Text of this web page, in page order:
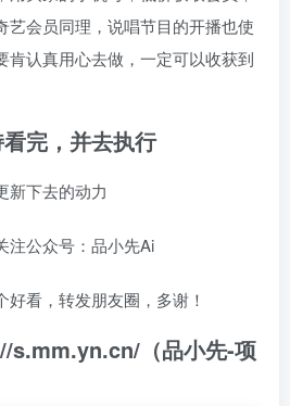
艺会员同理，说唱节目的开播也使
肯认真用心去做，一定可以收获到
完，并去执行
新下去的动力
注公众号：品小先Ai
看，转发朋友圈，多谢！
s.mm.yn.cn/（品小先-项